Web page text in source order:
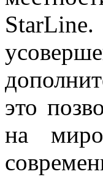
это
на